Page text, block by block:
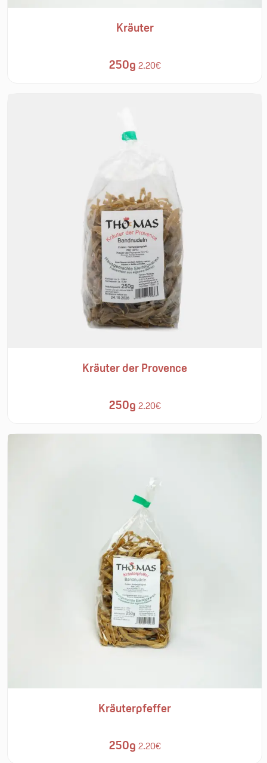
Kräuter
250g 2.20€
Kräuter der Provence
250g 2.20€
Kräuterpfeffer
250g 2.20€